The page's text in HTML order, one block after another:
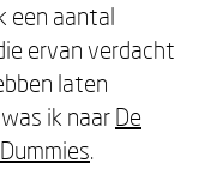
een aantal
ervan verdacht
laten
ik naar De
.